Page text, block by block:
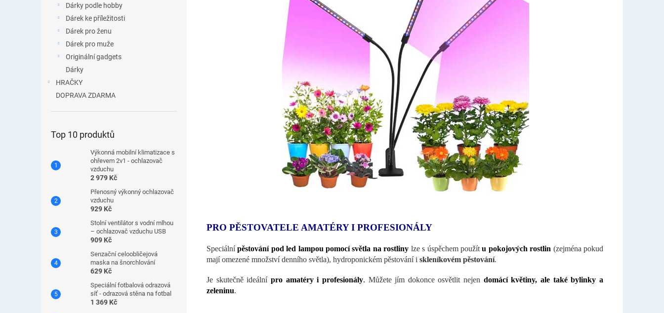
Dárky podle hobby
Dárek ke příležitosti
Dárek pro ženu
Dárek pro muže
Originální gadgets
Dárky
HRAČKY
DOPRAVA ZDARMA
Top 10 produktů
Výkonná mobilní klimatizace s
ohřevem 2v1 - ochlazovač
vzduchu
2 979 Kč
Přenosný výkonný ochlazovač
vzduchu
929 Kč
Stolní ventilátor s vodní mlhou
– ochlazovač vzduchu USB
909 Kč
Senzační celoobličejová
maska ​​na šnorchlování
629 Kč
Speciální fotbalová odrazová
síť - odrazová stěna na fotbal
1 369 Kč
PRO PĚSTOVATELE AMATÉRY I PROFESIONÁLY
Speciálnípěstování pod led lampou pomocí světla na rostliny lze s úspěchem použít u pokojových rostlin (zejména pokud
mají omezené množství denního světla), hydroponickém pěstování i skleníkovém pěstování.
Je skutečně ideální pro amatéry i profesionály. Můžete jím dokonce osvětlit nejen domácí květiny, ale také bylinky a
zeleninu.